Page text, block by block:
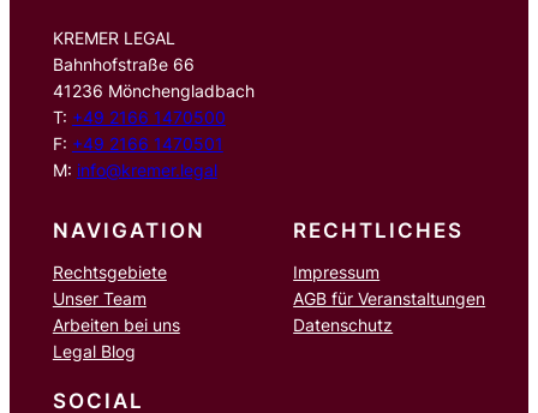
KREMER LEGAL
Bahnhofstraße 66
41236 Mönchengladbach
T: +49 2166 1470500
F: +49 2166 1470501
M: info@kremer.legal
NAVIGATION
Rechtsgebiete
Unser Team
Arbeiten bei uns
Legal Blog
RECHTLICHES
Impressum
AGB für Veranstaltungen
Datenschutz
SOCIAL